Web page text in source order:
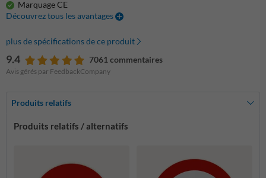
Marquage CE
Découvrez tous les avantages
plus de spécifications de ce produit
9.4 7061 commentaires
Avis gérés par FeedbackCompany
Produits relatifs
Produits relatifs / alternatifs